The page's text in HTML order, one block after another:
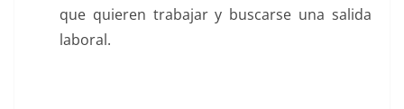
que quieren trabajar y buscarse una salida
laboral.